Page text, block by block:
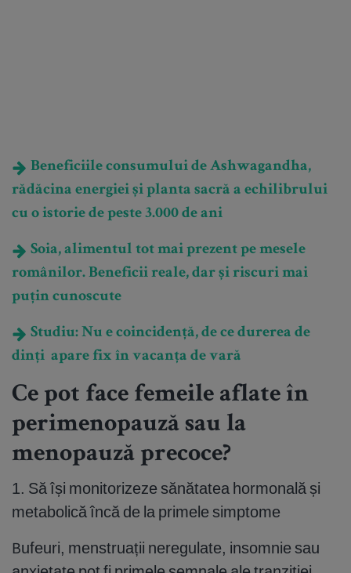
Beneficiile consumului de Ashwagandha,
rădăcina energiei și planta sacră a echilibrului
cu o istorie de peste 3.000 de ani
Soia, alimentul tot mai prezent pe mesele
românilor. Beneficii reale, dar și riscuri mai
puțin cunoscute
Studiu: Nu e coincidență, de ce durerea de
dinți apare fix în vacanța de vară
Ce pot face femeile aflate în
perimenopauză sau la
menopauză precoce?
1. Să își monitorizeze sănătatea hormonală și
metabolică încă de la primele simptome
Bufeuri, menstruații neregulate, insomnie sau